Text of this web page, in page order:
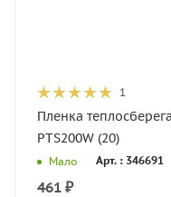
1
Пленка
PTS200W (20)
Мало Арт. : 346691
461 ₽